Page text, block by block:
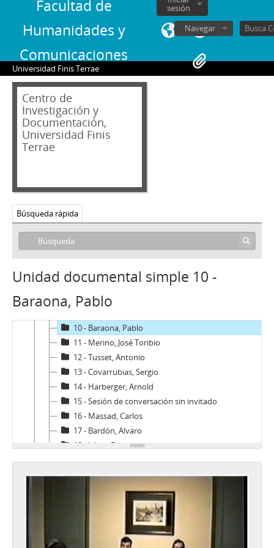
Facultad de
Humanidades y
Comunicaciones
sesión
Navegar
Universidad Finis Terrae
Centro de
Investigación y
Documentación,
Universidad Finis
Terrae
Búsqueda rápida
Unidad documental simple 10 -
Baraona, Pablo
01 - Archivo audiovisual
1 - Conversación general
2 - Conversación general
3 - Zabala, José Luis
4 - Undurraga, Sergio
7 - Cauas, Jorge
8 - Danús, Luis
10 - Baraona, Pablo
11 - Merino, José Toribio
12 - Tusset, Antonio
13 - Covarrubias, Sergio
14 - Harberger, Arnold
15 - Sesión de conversación sin invitado
16 - Massad, Carlos
17 - Bardón, Alvaro
18 - Léniz, Fernando
19 - Troncoso, Arturo
20 - De Castro, Sergio
21 - Carvajal, Patricio
22 - Méndez, Juan Carlos
23 - Cubillos, Hernán (I)
24 - Yovane, Arturo